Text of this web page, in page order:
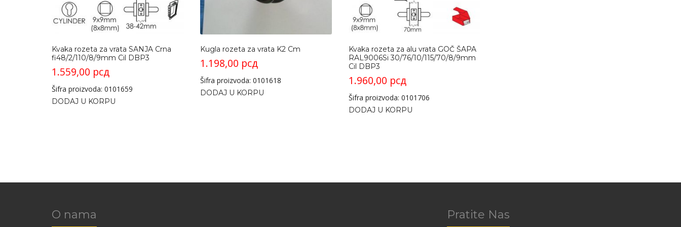
Kvaka rozeta za vrata SANJA Crna
fi48/2/110/8/9mm Cil DBP3
1.559,00 рсд
Šifra proizvoda: 0101659
DODAJ U KORPU
Kugla rozeta za vrata K2 Cm
1.198,00 рсд
Šifra proizvoda: 0101618
DODAJ U KORPU
Kvaka rozeta za alu vrata GOČ ŠAPA
RAL9006Si 30/76/10/115/70/8/9mm
Cil DBP3
1.960,00 рсд
Šifra proizvoda: 0101706
DODAJ U KORPU
O nama Pratite Nas